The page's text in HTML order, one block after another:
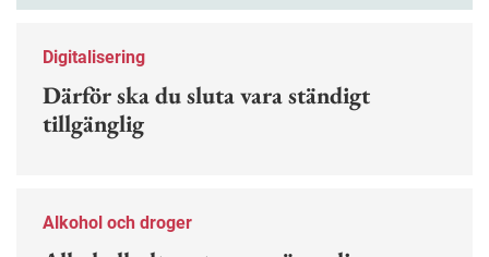
Digitalisering
Därför ska du sluta vara ständigt
tillgänglig
Alkohol och droger